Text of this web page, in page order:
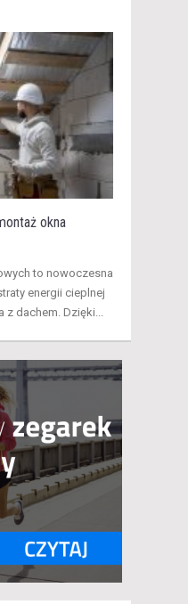
okna
to nowoczesna
energii cieplnej
z dachem. Dzięki...